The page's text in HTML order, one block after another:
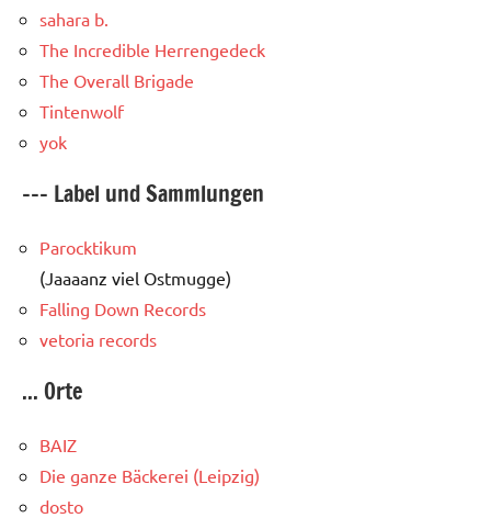
sahara b.
The Incredible Herrengedeck
The Overall Brigade
Tintenwolf
yok
--- Label und Sammlungen
Parocktikum
(Jaaaanz viel Ostmugge)
Falling Down Records
vetoria records
... Orte
BAIZ
Die ganze Bäckerei (Leipzig)
dosto